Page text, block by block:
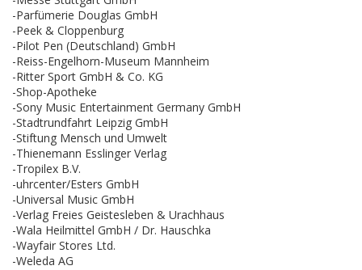
-Parfümerie Douglas GmbH
-Peek & Cloppenburg
-Pilot Pen (Deutschland) GmbH
-Reiss-Engelhorn-Museum Mannheim
-Ritter Sport GmbH & Co. KG
-Shop-Apotheke
-Sony Music Entertainment Germany GmbH
-Stadtrundfahrt Leipzig GmbH
-Stiftung Mensch und Umwelt
-Thienemann Esslinger Verlag
-Tropilex B.V.
-uhrcenter/Esters GmbH
-Universal Music GmbH
-Verlag Freies Geistesleben & Urachhaus
-Wala Heilmittel GmbH / Dr. Hauschka
-Wayfair Stores Ltd.
-Weleda AG